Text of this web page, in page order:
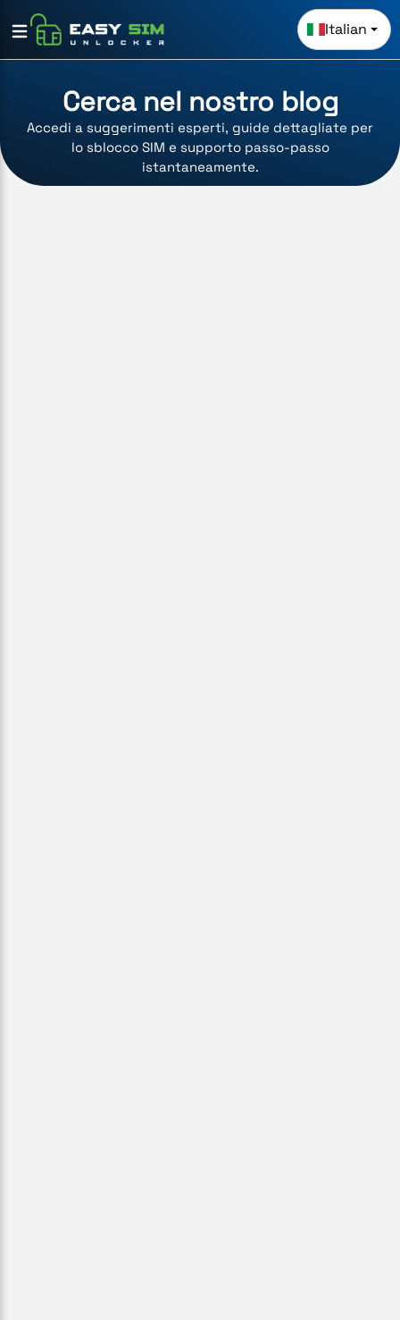
Italian
Cerca nel nostro blog
Accedi a suggerimenti esperti, guide dettagliate per
lo sblocco SIM e supporto passo-passo
istantaneamente.